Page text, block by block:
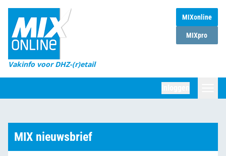
MIXonline
MIXpro
Vakinfo voor DHZ-(r)etail
Home
Magazines
DHZ Sessie
Marktcijfers
MIX nieuwsbrief